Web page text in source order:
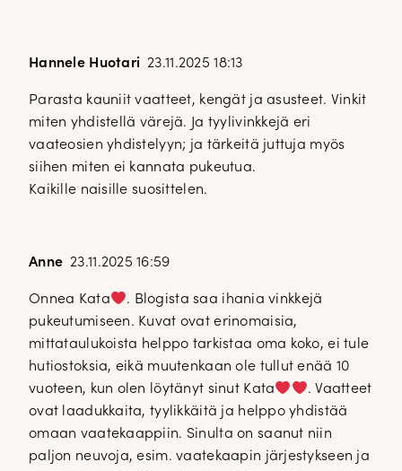
Hannele Huotari 23.11.2025 18:13
Parasta kauniit vaatteet, kengät ja asusteet. Vinkit
miten yhdistellä värejä. Ja tyylivinkkejä eri
vaateosien yhdistelyyn; ja tärkeitä juttuja myös
siihen miten ei kannata pukeutua.
Kaikille naisille suosittelen.
Anne 23.11.2025 16:59
Onnea Kata
. Blogista saa ihania vinkkejä
pukeutumiseen. Kuvat ovat erinomaisia,
mittataulukoista helppo tarkistaa oma koko, ei tule
hutiostoksia, eikä muutenkaan ole tullut enää 10
vuoteen, kun olen löytänyt sinut Kata
. Vaatteet
ovat laadukkaita, tyylikkäitä ja helppo yhdistää
omaan vaatekaappiin. Sinulta on saanut niin
paljon neuvoja, esim. vaatekaapin järjestykseen ja